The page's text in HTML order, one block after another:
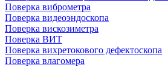
Поверка виброметра
Поверка видеоэндоскопа
Поверка вискозиметра
Поверка ВИТ
Поверка вихретокового дефектоскопа
Поверка влагомера